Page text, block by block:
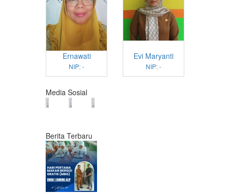
Ernawati
NIP: -
Evi Maryanti
NIP: -
Media Sosial
Berita Terbaru